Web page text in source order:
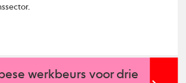
werkbeurs voor drie